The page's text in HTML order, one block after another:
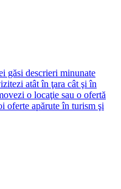
găsi descrieri minunate
atât în ţara cât şi în
o locaţie sau o ofertă
oferte apărute în turism şi